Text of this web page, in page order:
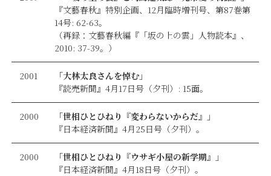
『文藝春秋』特別企画、12月臨時増刊号、第87巻第
14号: 62-63。
（再録：文藝春秋編『「坂の上の雲」人物読本』、
2010: 37-39。）
2001
「大林太良さんを悼む」
『読売新聞』4月17日号（夕刊）: 15面。
2000
「世相ひとひねり『変わらないからだ』」
『日本経済新聞』4月25日号（夕刊）。
2000
「世相ひとひねり『ウサギ小屋の新学期』」
『日本経済新聞』4月18日号（夕刊）。